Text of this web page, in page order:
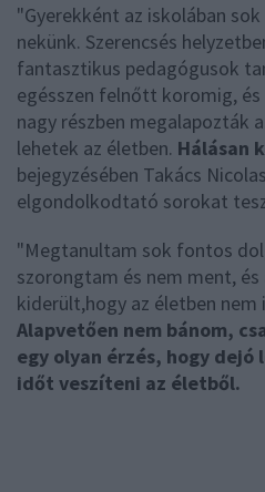
"Gyerekként az iskolában
nekünk. Szerencsés
fantasztikus pedagógusok
egésszen felnőtt koromig,
nagy részben megalapozták
lehetek az életben. Hálásan
bejegyzésében Takács
elgondolkodtató sorokat
"Megtanultam sok fontos
szorongtam és nem ment, és
kiderült,hogy az életben nem
Alapvetően nem bánom,
egy olyan érzés, hogy dejó
időt veszíteni az életből.